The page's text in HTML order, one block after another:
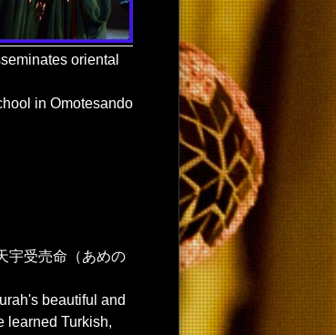
oriental
in Omotesando
宇受売命（あめの
beautiful and
learned Turkish,